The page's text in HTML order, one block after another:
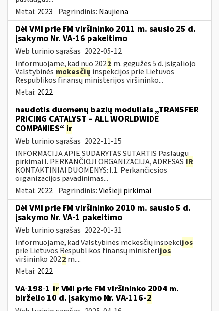
Metai: 2023 Pagrindinis: Naujiena
Dėl VMI prie FM viršininko 2011 m. sausio 25 d.
įsakymo Nr. VA-16 pakeitimo
Web turinio sąrašas 2022-05-12
Informuojame, kad nuo 2022 m. gegužės 5 d. įsigaliojo
Valstybinės mokesčių inspekcijos prie Lietuvos
Respublikos finansų ministerijos viršininko...
Metai: 2022
naudotis duomenų bazių moduliais „TRANSFER
PRICING CATALYST – ALL WORLDWIDE
COMPANIES“ ir
Web turinio sąrašas 2022-11-15
INFORMACIJA APIE SUDARYTAS SUTARTIS Paslaugų
pirkimai I. PERKANČIOJI ORGANIZACIJA, ADRESAS IR
KONTAKTINIAI DUOMENYS: I.1. Perkančiosios
organizacijos pavadinimas...
Metai: 2022 Pagrindinis:Viešieji pirkimai
Dėl VMI prie FM viršininko 2010 m. sausio 5 d.
įsakymo Nr. VA-1 pakeitimo
Web turinio sąrašas 2022-01-31
Informuojame, kad Valstybinės mokesčių inspekcijos
prie Lietuvos Respublikos finansų ministerijos
viršininko 2022 m....
Metai: 2022
VA-198-1 ir VMI prie FM viršininko 2004 m.
birželio 10 d. įsakymo Nr. VA-116-2